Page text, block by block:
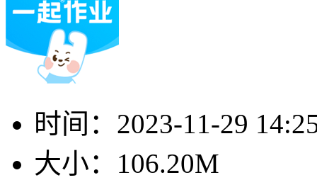
时间： 2023-11-29
大小： 106.20M